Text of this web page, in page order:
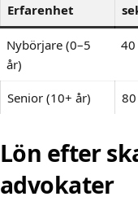
Erfarenhet
Nybörjare (0–5
år)
40
Senior (10+ år)
Lön efter
advokater